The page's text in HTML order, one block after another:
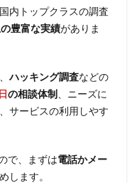
内トップクラスの調査
豊富な実績がありま
ハッキング調査などの
の相談体制 、ニーズに
サービスの利用しやす
で、まずは電話かメー
します。